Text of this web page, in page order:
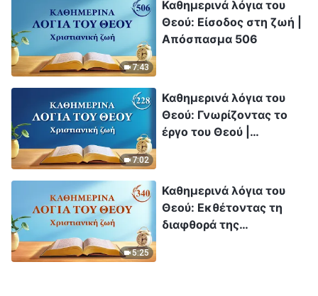
7:43
Καθημερινά λόγια του
Θεού: Είσοδος στη ζωή |
Απόσπασμα 506
7:02
Καθημερινά λόγια του
Θεού: Γνωρίζοντας το
έργο του Θεού |
5:25
Καθημερινά λόγια του
Θεού: Εκθέτοντας τη
διαφθορά της